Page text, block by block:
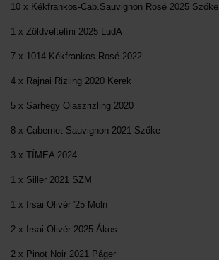
10 x Kékfrankos-Cab.Sauvignon Rosé 2025 Szőke
1 x Zöldveltelíni 2025 LudA
7 x 1014 Kékfrankos Rosé 2022
4 x Rajnai Rizling 2020 Kerek
5 x Sárhegy Olaszrizling 2020
8 x Cabernet Sauvignon 2021 Szőke
3 x TÍMEA 2024
1 x Siller 2021 SZM
1 x Irsai Olivér '25 Moln
2 x Irsai Olivér 2025 Ákos
2 x Pinot Noir 2021 Páger